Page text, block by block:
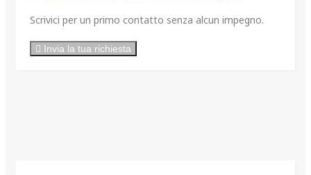
Scrivici per un primo contatto senza alcun impegno.
Invia la tua richiesta